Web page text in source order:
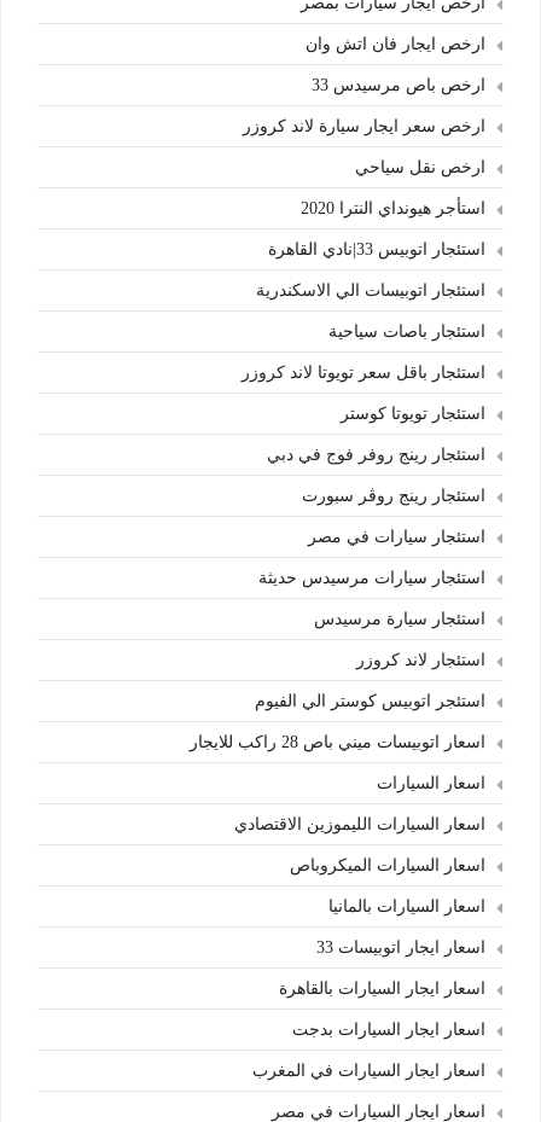
ارخص ايجار فان اتش وان
ارخص باص مرسيدس 33
ارخص سعر ايجار سيارة لاند كروزر
ارخص نقل سياحي
استأجر هيونداي النترا 2020
استئجار اتوبيس 33|نادي القاهرة
استئجار اتوبيسات الي الاسكندرية
استئجار باصات سياحية
استئجار باقل سعر تويوتا لاند كروزر
استئجار تويوتا كوستر
استئجار رينج روفر فوج في دبي
استئجار رينج روڤر سبورت
استئجار سيارات في مصر
استئجار سيارات مرسيدس حديثة
استئجار سيارة مرسيدس
استئجار لاند كروزر
استئجر اتوبيس كوستر الي الفيوم
اسعار اتوبيسات ميني باص 28 راكب للايجار
اسعار السيارات
اسعار السيارات الليموزين الاقتصادي
اسعار السيارات الميكروباص
اسعار السيارات بالمانيا
اسعار ايجار اتوبيسات 33
اسعار ايجار السيارات بالقاهرة
اسعار ايجار السيارات بدجت
اسعار ايجار السيارات في المغرب
اسعار ايجار السيارات في مصر